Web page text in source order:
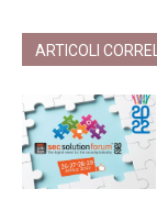
ARTICOLI